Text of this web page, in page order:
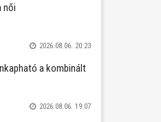
női
2026.08.06. 20:23
a kombinált
2026.08.06. 19:07